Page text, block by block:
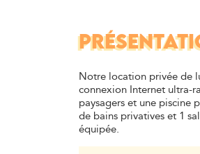
Notre location privée de
connexion Internet ultra-
paysagers et une piscine
de bains privatives et 1
équipée.